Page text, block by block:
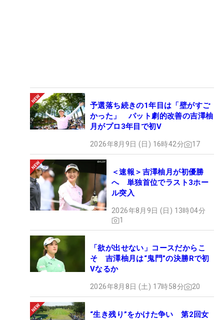
予選落ち続きの1年目は「壁がすご
かった」 パット劇的改善の吉澤柚
月がプロ3年目で初V
2026年8月9日 (日) 16時42分 17
＜速報＞吉澤柚月が初優勝
へ 単独首位でラスト3ホー
ル突入
2026年8月9日 (日) 13時04分
1
「欲が出せない」コースだからこ
そ 吉澤柚月は“鬼門”の決勝Rで初
Vなるか
2026年8月8日 (土) 17時58分 20
“生き残り”をかけた争い 第2回女